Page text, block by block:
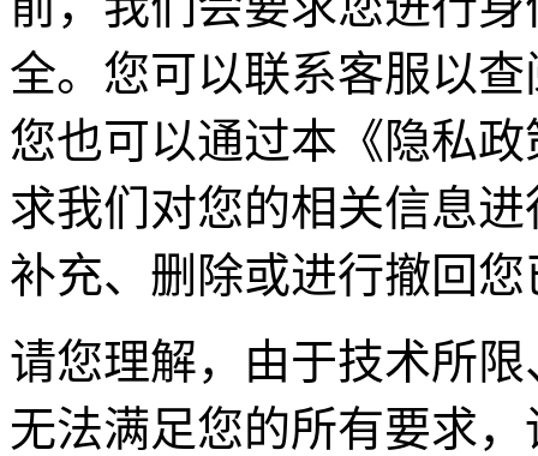
全。您可以联系客服以
您也可以通过本《隐私
求我们对您的相关信息
补充、删除或进行撤回
请您理解，由于技术所
无法满足您的所有要求